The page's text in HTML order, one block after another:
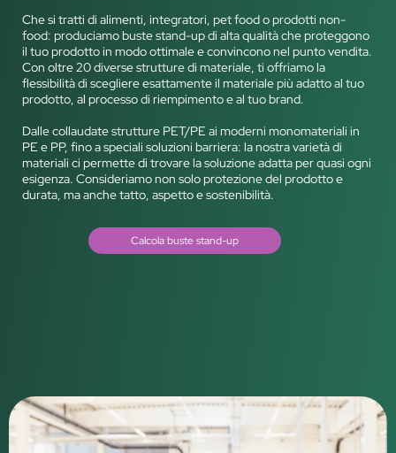
Che si tratti di alimenti, integratori, pet food o prodotti non-
food: produciamo buste stand-up di alta qualità che proteggono
il tuo prodotto in modo ottimale e convincono nel punto vendita.
Con oltre 20 diverse strutture di materiale, ti offriamo la
flessibilità di scegliere esattamente il materiale più adatto al tuo
prodotto, al processo di riempimento e al tuo brand.
Dalle collaudate strutture PET/PE ai moderni monomateriali in
PE e PP, fino a speciali soluzioni barriera: la nostra varietà di
materiali ci permette di trovare la soluzione adatta per quasi ogni
esigenza. Consideriamo non solo protezione del prodotto e
durata, ma anche tatto, aspetto e sostenibilità.
Calcola buste stand-up